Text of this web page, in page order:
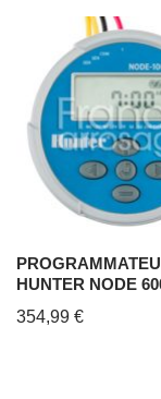
HUNTER NODE
354,99 €